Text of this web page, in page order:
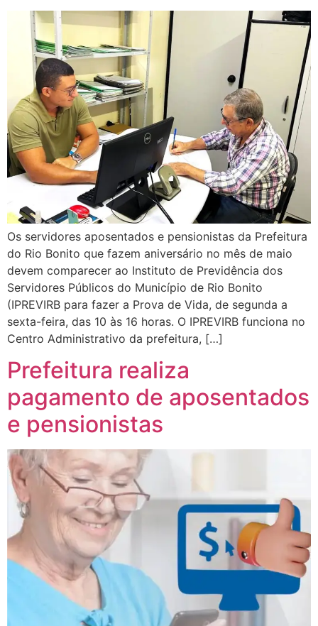
Os servidores aposentados e pensionistas da Prefeitura
do Rio Bonito que fazem aniversário no mês de maio
devem comparecer ao Instituto de Previdência dos
Servidores Públicos do Município de Rio Bonito
(IPREVIRB para fazer a Prova de Vida, de segunda a
sexta-feira, das 10 às 16 horas. O IPREVIRB funciona no
Centro Administrativo da prefeitura, […]
Prefeitura realiza
pagamento de aposentados
e pensionistas